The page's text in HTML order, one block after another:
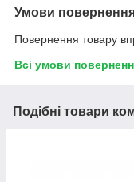
Умови
Повернення товару
Всі умови
Подібні товари